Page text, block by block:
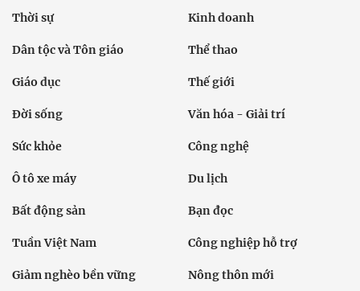
Thời sự Kinh doanh
Dân tộc và Tôn giáo Thể thao
Giáo dục Thế giới
Đời sống Văn hóa - Giải trí
Sức khỏe Công nghệ
Ô tô xe máy Du lịch
Bất động sản Bạn đọc
Tuần Việt Nam Công nghiệp hỗ trợ
Giảm nghèo bền vững Nông thôn mới